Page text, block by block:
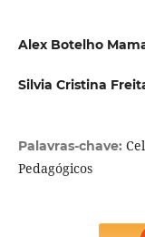
Alex Botelho
Silvia Cristina
Palavras-chave:
Pedagógicos